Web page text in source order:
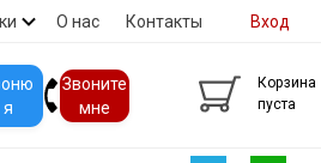
О нас Контакты Вход
я
Звоните
мне
Корзина
пуста